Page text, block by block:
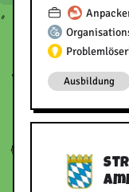
Ausbildung